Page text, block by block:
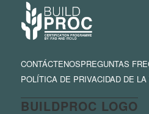
CONTÁCTENOSPREGUNTAS
POLÍTICA DE PRIVACIDAD DE LA
BUILDPROC LOGO